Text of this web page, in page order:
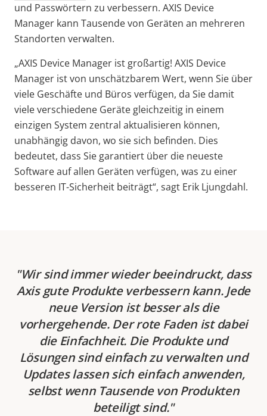
und Passwörtern zu verbessern. AXIS Device
Manager kann Tausende von Geräten an mehreren
Standorten verwalten.
„AXIS Device Manager ist großartig! AXIS Device
Manager ist von unschätzbarem Wert, wenn Sie über
viele Geschäfte und Büros verfügen, da Sie damit
viele verschiedene Geräte gleichzeitig in einem
einzigen System zentral aktualisieren können,
unabhängig davon, wo sie sich befinden. Dies
bedeutet, dass Sie garantiert über die neueste
Software auf allen Geräten verfügen, was zu einer
besseren IT-Sicherheit beiträgt“, sagt Erik Ljungdahl.
Wir sind immer wieder beeindruckt, dass
Axis gute Produkte verbessern kann. Jede
neue Version ist besser als die
vorhergehende. Der rote Faden ist dabei
die Einfachheit. Die Produkte und
Lösungen sind einfach zu verwalten und
Updates lassen sich einfach anwenden,
selbst wenn Tausende von Produkten
beteiligt sind.